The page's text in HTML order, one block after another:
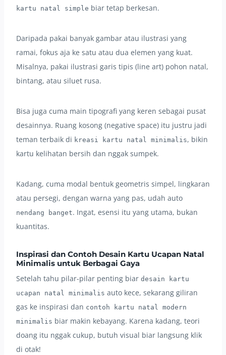
kartu natal simple biar tetap berkesan.
Daripada pakai banyak gambar atau ilustrasi yang
ramai, fokus aja ke satu atau dua elemen yang kuat.
Misalnya, pakai ilustrasi garis tipis (line art) pohon natal,
bintang, atau siluet rusa.
Bisa juga cuma main tipografi yang keren sebagai pusat
desainnya. Ruang kosong (negative space) itu justru jadi
teman terbaik di kreasi kartu natal minimalis, bikin
kartu kelihatan bersih dan nggak sumpek.
Kadang, cuma modal bentuk geometris simpel, lingkaran
atau persegi, dengan warna yang pas, udah auto
nendang banget. Ingat, esensi itu yang utama, bukan
kuantitas.
Inspirasi dan Contoh Desain Kartu Ucapan Natal
Minimalis untuk Berbagai Gaya
Setelah tahu pilar-pilar penting biar desain kartu
ucapan natal minimalis auto kece, sekarang giliran
gas ke inspirasi dan contoh kartu natal modern
minimalis biar makin kebayang. Karena kadang, teori
doang itu nggak cukup, butuh visual biar langsung klik
di otak!